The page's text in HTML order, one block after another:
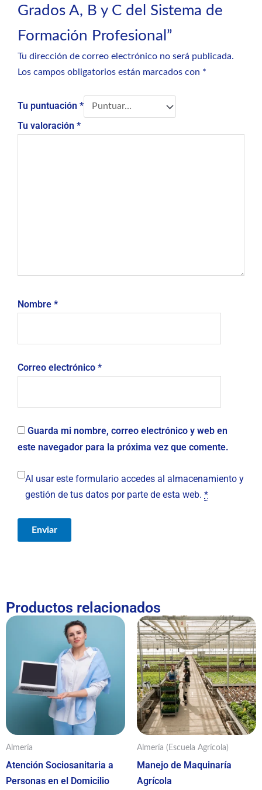
Grados A, B y C del Sistema de
Formación Profesional”
Tu dirección de correo electrónico no será publicada.
Los campos obligatorios están marcados con *
Tu puntuación *
Tu valoración *
Nombre *
Correo electrónico *
Guarda mi nombre, correo electrónico y web en
este navegador para la próxima vez que comente.
Al usar este formulario accedes al almacenamiento y
gestión de tus datos por parte de esta web. *
Productos relacionados
Almería
Atención Sociosanitaria a
Personas en el Domicilio
Almería (Escuela Agrícola)
Manejo de Maquinaría
Agrícola